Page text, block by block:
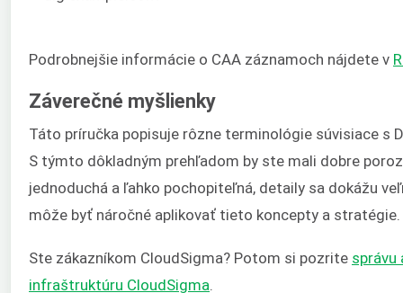
Podrobnejšie informácie o CAA záznamoch nájdete v
Záverečné myšlienky
Táto príručka popisuje rôzne terminológie súvisiace s
S týmto dôkladným prehľadom by ste mali dobre
jednoduchá a ľahko pochopiteľná, detaily sa dokážu
môže byť náročné aplikovať tieto koncepty a stratégie.
Ste zákazníkom CloudSigma? Potom si pozrite správu
infraštruktúru CloudSigma.